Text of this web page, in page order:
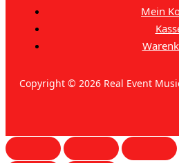
Mein
Copyright © 2026 Real Event